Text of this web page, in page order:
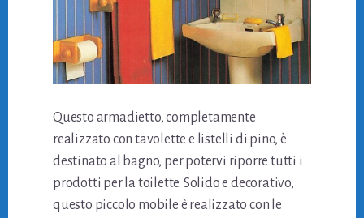
Questo armadietto, completamente
realizzato con tavolette e listelli di pino, è
destinato al bagno, per potervi riporre tutti i
prodotti per la toilette. Solido e decorativo,
questo piccolo mobile è realizzato con le